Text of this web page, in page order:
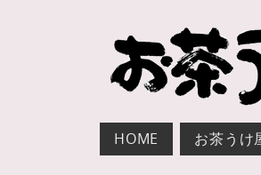
HOME お茶うけ